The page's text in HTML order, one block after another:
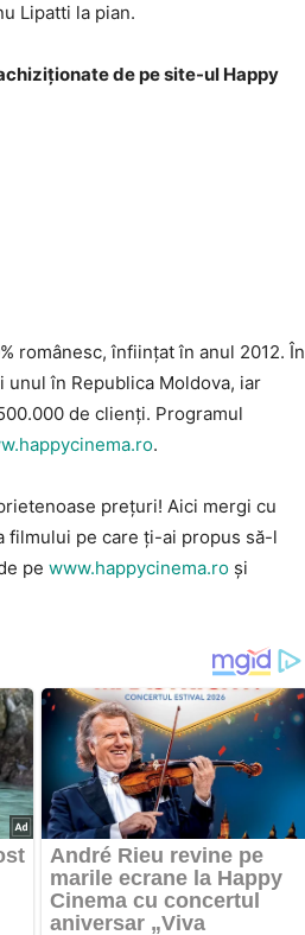
Lipatti la pian.
de pe site-ul Happy
românesc, înființat în anul 2012. În
în Republica Moldova, iar
de clienți. Programul
.
prețuri! Aici mergi cu
filmului pe care ți-ai propus să-l
pe www.happycinema.ro și